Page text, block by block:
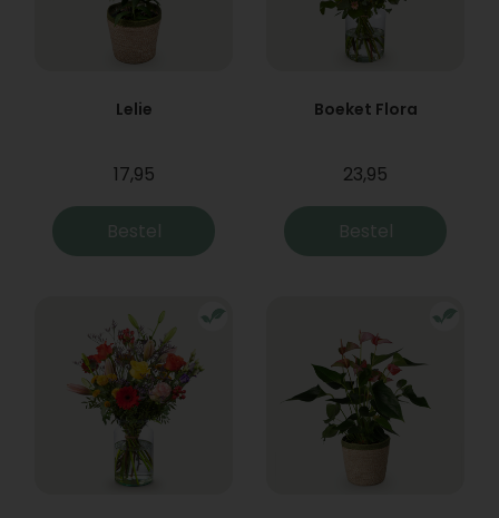
Lelie
17,95
Bestel
Boeket Flora
23,95
Bestel